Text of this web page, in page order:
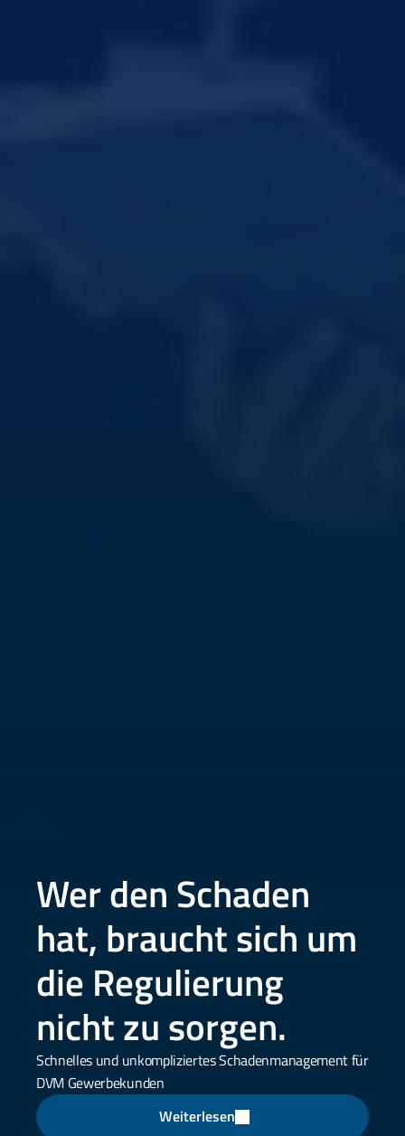
Wer den Schaden
hat, braucht sich um
die Regulierung
nicht zu sorgen.
Schnelles und unkompliziertes Schadenmanagement für
DVM Gewerbekunden
Weiterlesen